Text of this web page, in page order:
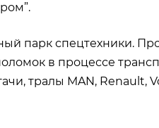
парк спецтехники.
в процессе
тралы MAN, Renault,